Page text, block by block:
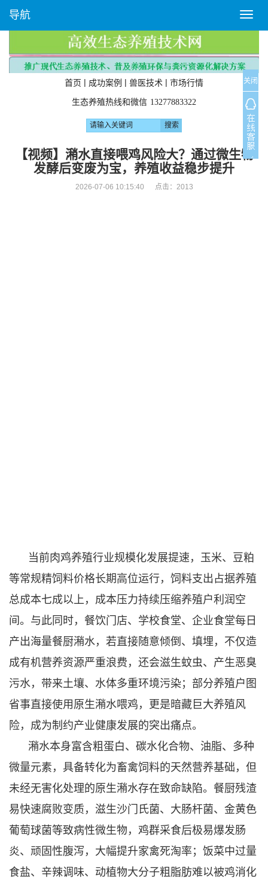
T
o
g
l
e
n
a
v
i
g
a
导航
首页 | 成功案例 | 兽医技术 | 市场行情
生态养殖热线和微信 13277883322
【视频】潲水直接喂鸡风险大？通过微生物
发酵后变废为宝，养殖收益稳步提升
2026-07-06 10:15:40 点击： 2013
当前肉鸡养殖行业规模化发展提速，玉米、豆粕
等常规精饲料价格长期高位运行，饲料支出占据养殖
总成本七成以上，成本压力持续压缩养殖户利润空
间。与此同时，餐饮门店、学校食堂、企业食堂每日
产出海量餐厨潲水，若直接随意倾倒、填埋，不仅造
成有机营养资源严重浪费，还会滋生蚊虫、产生恶臭
污水，带来土壤、水体多重环境污染；部分养殖户图
省事直接使用原生潲水喂鸡，更是暗藏巨大养殖风
险，成为制约产业健康发展的突出痛点。
潲水本身富含粗蛋白、碳水化合物、油脂、多种
微量元素，具备转化为畜禽饲料的天然营养基础，但
未经无害化处理的原生潲水存在致命缺陷。餐厨残渣
易快速腐败变质，滋生沙门氏菌、大肠杆菌、金黄色
葡萄球菌等致病性微生物，鸡群采食后极易爆发肠
炎、顽固性腹泻，大幅提升家禽死淘率；饭菜中过量
食盐、辛辣调味、动植物大分子粗脂肪难以被鸡消化
关闭